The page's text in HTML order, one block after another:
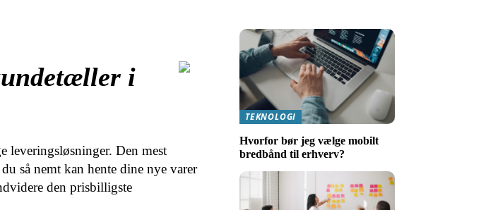
i
Den mest
så nemt kan hente dine nye varer
den prisbilligste
TEKNOLOGI
Hvorfor bør jeg vælge mobilt
bredbånd til erhverv?